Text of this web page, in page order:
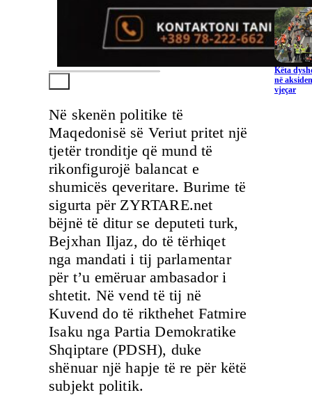
Në skenën politike të
Maqedonisë së Veriut pritet një
tjetër tronditje që mund të
rikonfigurojë balancat e
shumicës qeveritare. Burime të
sigurta për ZYRTARE.net
bëjnë të ditur se deputeti turk,
Bejxhan Iljaz, do të tërhiqet
nga mandati i tij parlamentar
për t’u emëruar ambasador i
shtetit. Në vend të tij në
Kuvend do të rikthehet Fatmire
Isaku nga Partia Demokratike
Shqiptare (PDSH), duke
shënuar një hapje të re për këtë
subjekt politik.
Këta
në
vjeçar